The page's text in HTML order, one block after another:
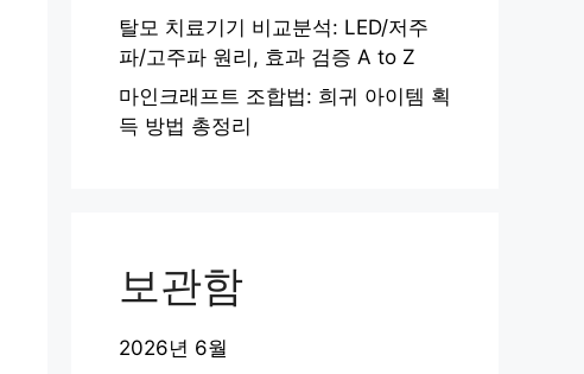
탈모 치료기기 비교분석: LED/저주
파/고주파 원리, 효과 검증 A to Z
마인크래프트 조합법: 희귀 아이템 획
득 방법 총정리
보관함
2026년 6월